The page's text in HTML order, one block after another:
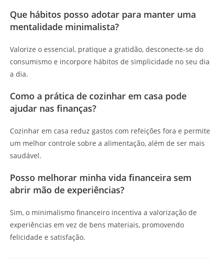
Que hábitos posso adotar para manter uma
mentalidade minimalista?
Valorize o essencial, pratique a gratidão, desconecte-se do
consumismo e incorpore hábitos de simplicidade no seu dia
a dia.
Como a prática de cozinhar em casa pode
ajudar nas finanças?
Cozinhar em casa reduz gastos com refeições fora e permite
um melhor controle sobre a alimentação, além de ser mais
saudável.
Posso melhorar minha vida financeira sem
abrir mão de experiências?
Sim, o minimalismo financeiro incentiva a valorização de
experiências em vez de bens materiais, promovendo
felicidade e satisfação.